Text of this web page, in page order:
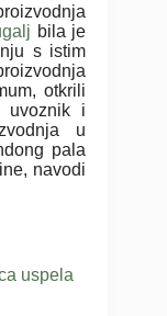
bila je
s istim
otkrili
uvoznik i
u
pala
navodi
uspela